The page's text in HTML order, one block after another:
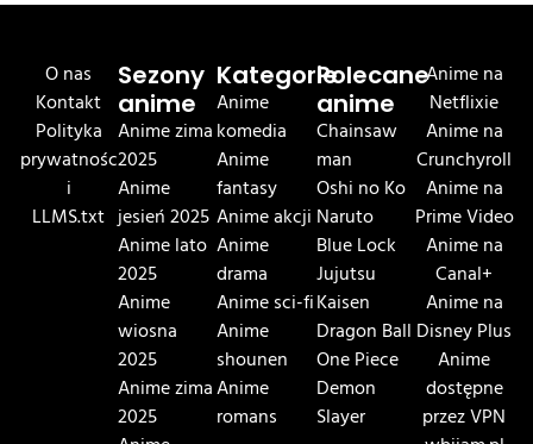
O nas
Kontakt
Polityka
prywatnośc
i
LLMS.txt
Sezony
anime
Anime zima
2025
Anime
jesień 2025
Anime lato
2025
Anime
wiosna
2025
Anime zima
2025
Kategorie
Anime
komedia
Anime
fantasy
Anime akcji
Anime
drama
Anime sci-fi
Anime
shounen
Anime
romans
Polecane
anime
Chainsaw
man
Oshi no Ko
Naruto
Blue Lock
Jujutsu
Kaisen
Dragon Ball
One Piece
Demon
Slayer
Anime na
Netflixie
Anime na
Crunchyroll
Anime na
Prime Video
Anime na
Canal+
Anime na
Disney Plus
Anime
dostępne
przez VPN